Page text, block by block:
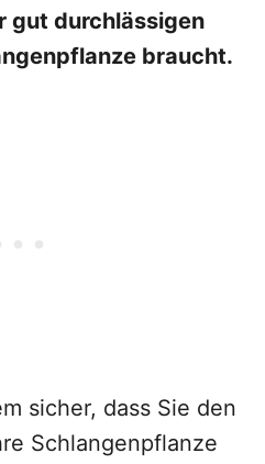
gut durchlässigen
braucht.
sicher, dass Sie den
Schlangenpflanze